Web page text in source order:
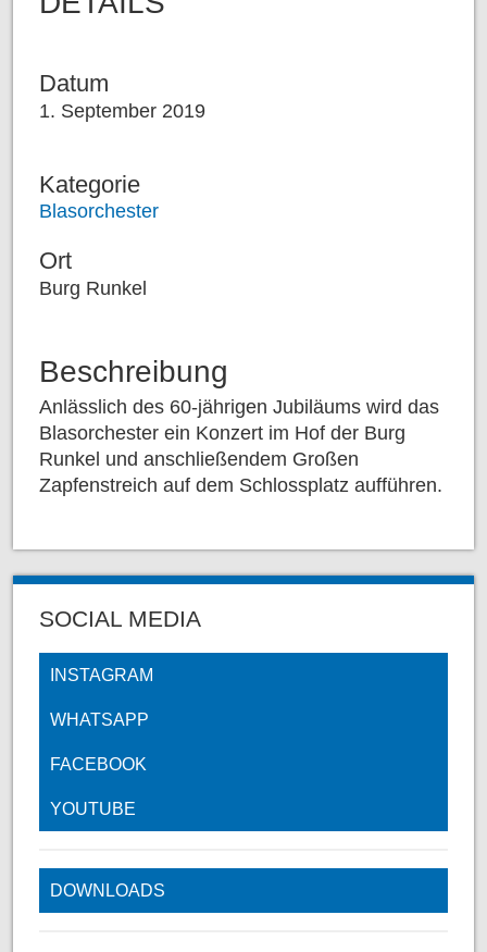
Datum
1. September 2019
Kategorie
Blasorchester
Ort
Burg Runkel
Beschreibung
Anlässlich des 60-jährigen Jubiläums wird das
Blasorchester ein Konzert im Hof der Burg
Runkel und anschließendem Großen
Zapfenstreich auf dem Schlossplatz aufführen.
SOCIAL MEDIA
INSTAGRAM
WHATSAPP
FACEBOOK
YOUTUBE
DOWNLOADS